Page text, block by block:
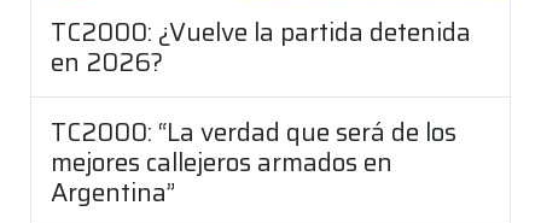
TC2000: ¿Vuelve la partida detenida
en 2026?
TC2000: “La verdad que será de los
mejores callejeros armados en
Argentina”